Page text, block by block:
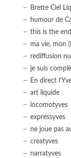
Brette Ciel
humour de
this is the
ma vie, mon
rediffusion
je suis
En direct
art liquide
locomotyves
expressyves
ne joue pas
creatyves
narratyves